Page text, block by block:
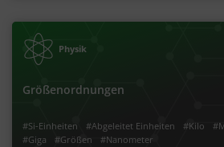
Physik
Größenordnungen
#Si-Einheiten #Abgeleitet Einheiten #Kilo
#Giga
#Größen #Nanometer